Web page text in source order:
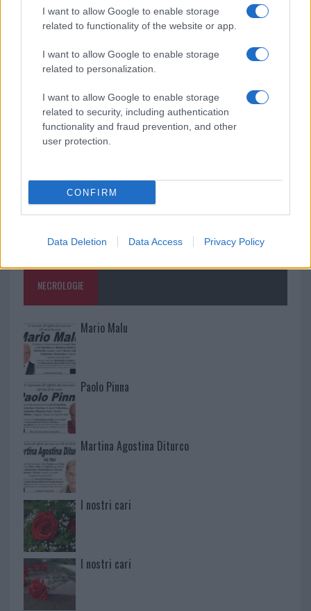
I want to allow Google to enable storage
related to functionality of the website or app.
I want to allow Google to enable storage
related to personalization.
I want to allow Google to enable storage
related to security, including authentication
functionality and fraud prevention, and other
user protection.
CONFIRM
Data Deletion Data Access Privacy Policy
Monte Pino, la fine di un lungo dolore: storia e
rinascita della strada che segnò la Gallura
Raid nelle campagne di Berchidda, rischio per
la rete elettrica
NECROLOGIE
Mario Malu
Paolo Pinna
Martina Agostina Diturco
I nostri cari
I nostri cari